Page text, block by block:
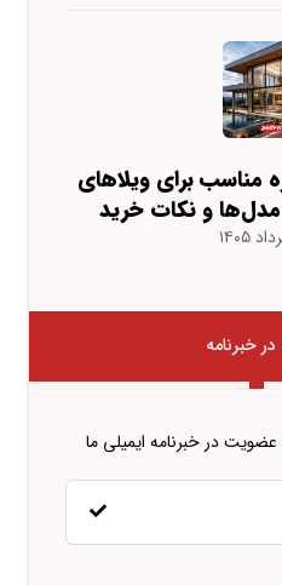
مناسب برای ویلاهای
و نکات خرید
خبرنامه
در خبرنامه ایمیلی ما